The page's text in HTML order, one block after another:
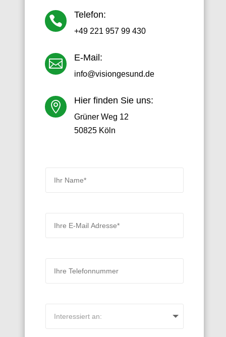
 Telefon:
+49 221 957 99 430
 E-Mail:
info@visiongesund.de
 Hier finden Sie uns:
Grüner Weg 12
50825 Köln